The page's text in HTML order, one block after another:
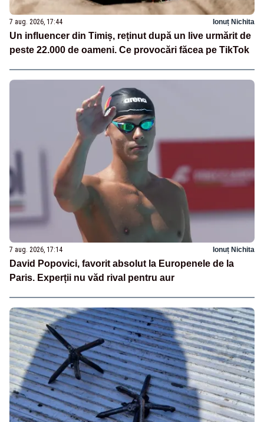
7 aug. 2026, 17:44 Ionuț Nichita
Un influencer din Timiș, reținut după un live urmărit de
peste 22.000 de oameni. Ce provocări făcea pe TikTok
7 aug. 2026, 17:14 Ionuț Nichita
David Popovici, favorit absolut la Europenele de la
Paris. Experții nu văd rival pentru aur